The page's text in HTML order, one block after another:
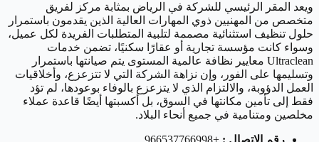
ويعد المقر الرئيسي للشركة في الرياض بمثابة مركز لفريق
متخصص من المهنيين ذوي المهارات العالية الذين يقدمون باستمرار
حلول تنظيف استثنائية مصممة لتلبية المتطلبات الفريدة لكل عميل،
وسواء كانت مؤسسة تجارية أو عقارًا سكنيًا، تضمن خدمات
Ultraclean معايير نظافة عالمية المستوى يتم صيانتها باستمرار
وتسليمها على الفور، وإن نزاهة الشركة التي لا تتزعزع، وأخلاقيات
العمل الدؤوبة، والالتزام الذي لا يتزعزع بالوفاء بوعودها، لم تؤد
فقط إلى تأمين مكانتها في السوق، بل أكسبتها أيضًا قاعدة عملاء
مخلصين ومتنامية في جميع أنحاء البلاد.